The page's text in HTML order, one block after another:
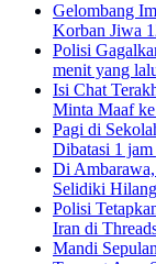
Gelombang
Korban Jiwa
Polisi
menit yang
Isi Chat
Minta Maaf
Pagi di
Dibatasi 1
Di
Selidiki
Polisi
Iran di
Mandi